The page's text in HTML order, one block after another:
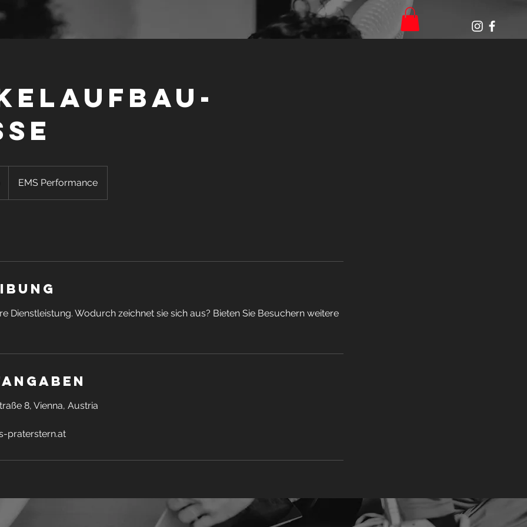
EMS Performance
Dienstleistung. Wodurch zeichnet sie sich aus? Bieten Sie Besuchern weitere
8, Vienna, Austria
praterstern.at